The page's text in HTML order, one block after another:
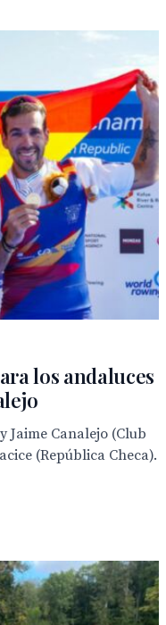
los andaluces
Jaime Canalejo (Club
(República Checa).